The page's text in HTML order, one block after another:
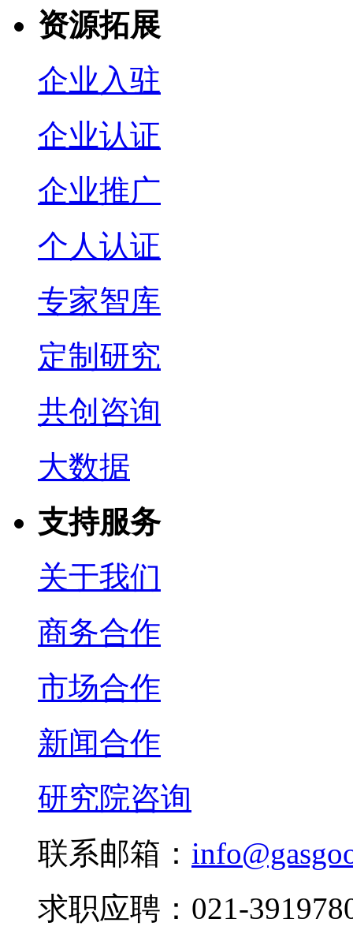
资源拓展
企业入驻
企业认证
企业推广
个人认证
专家智库
定制研究
共创咨询
大数据
支持服务
关于我们
商务合作
市场合作
新闻合作
研究院咨询
联系邮箱：
求职应聘：021-